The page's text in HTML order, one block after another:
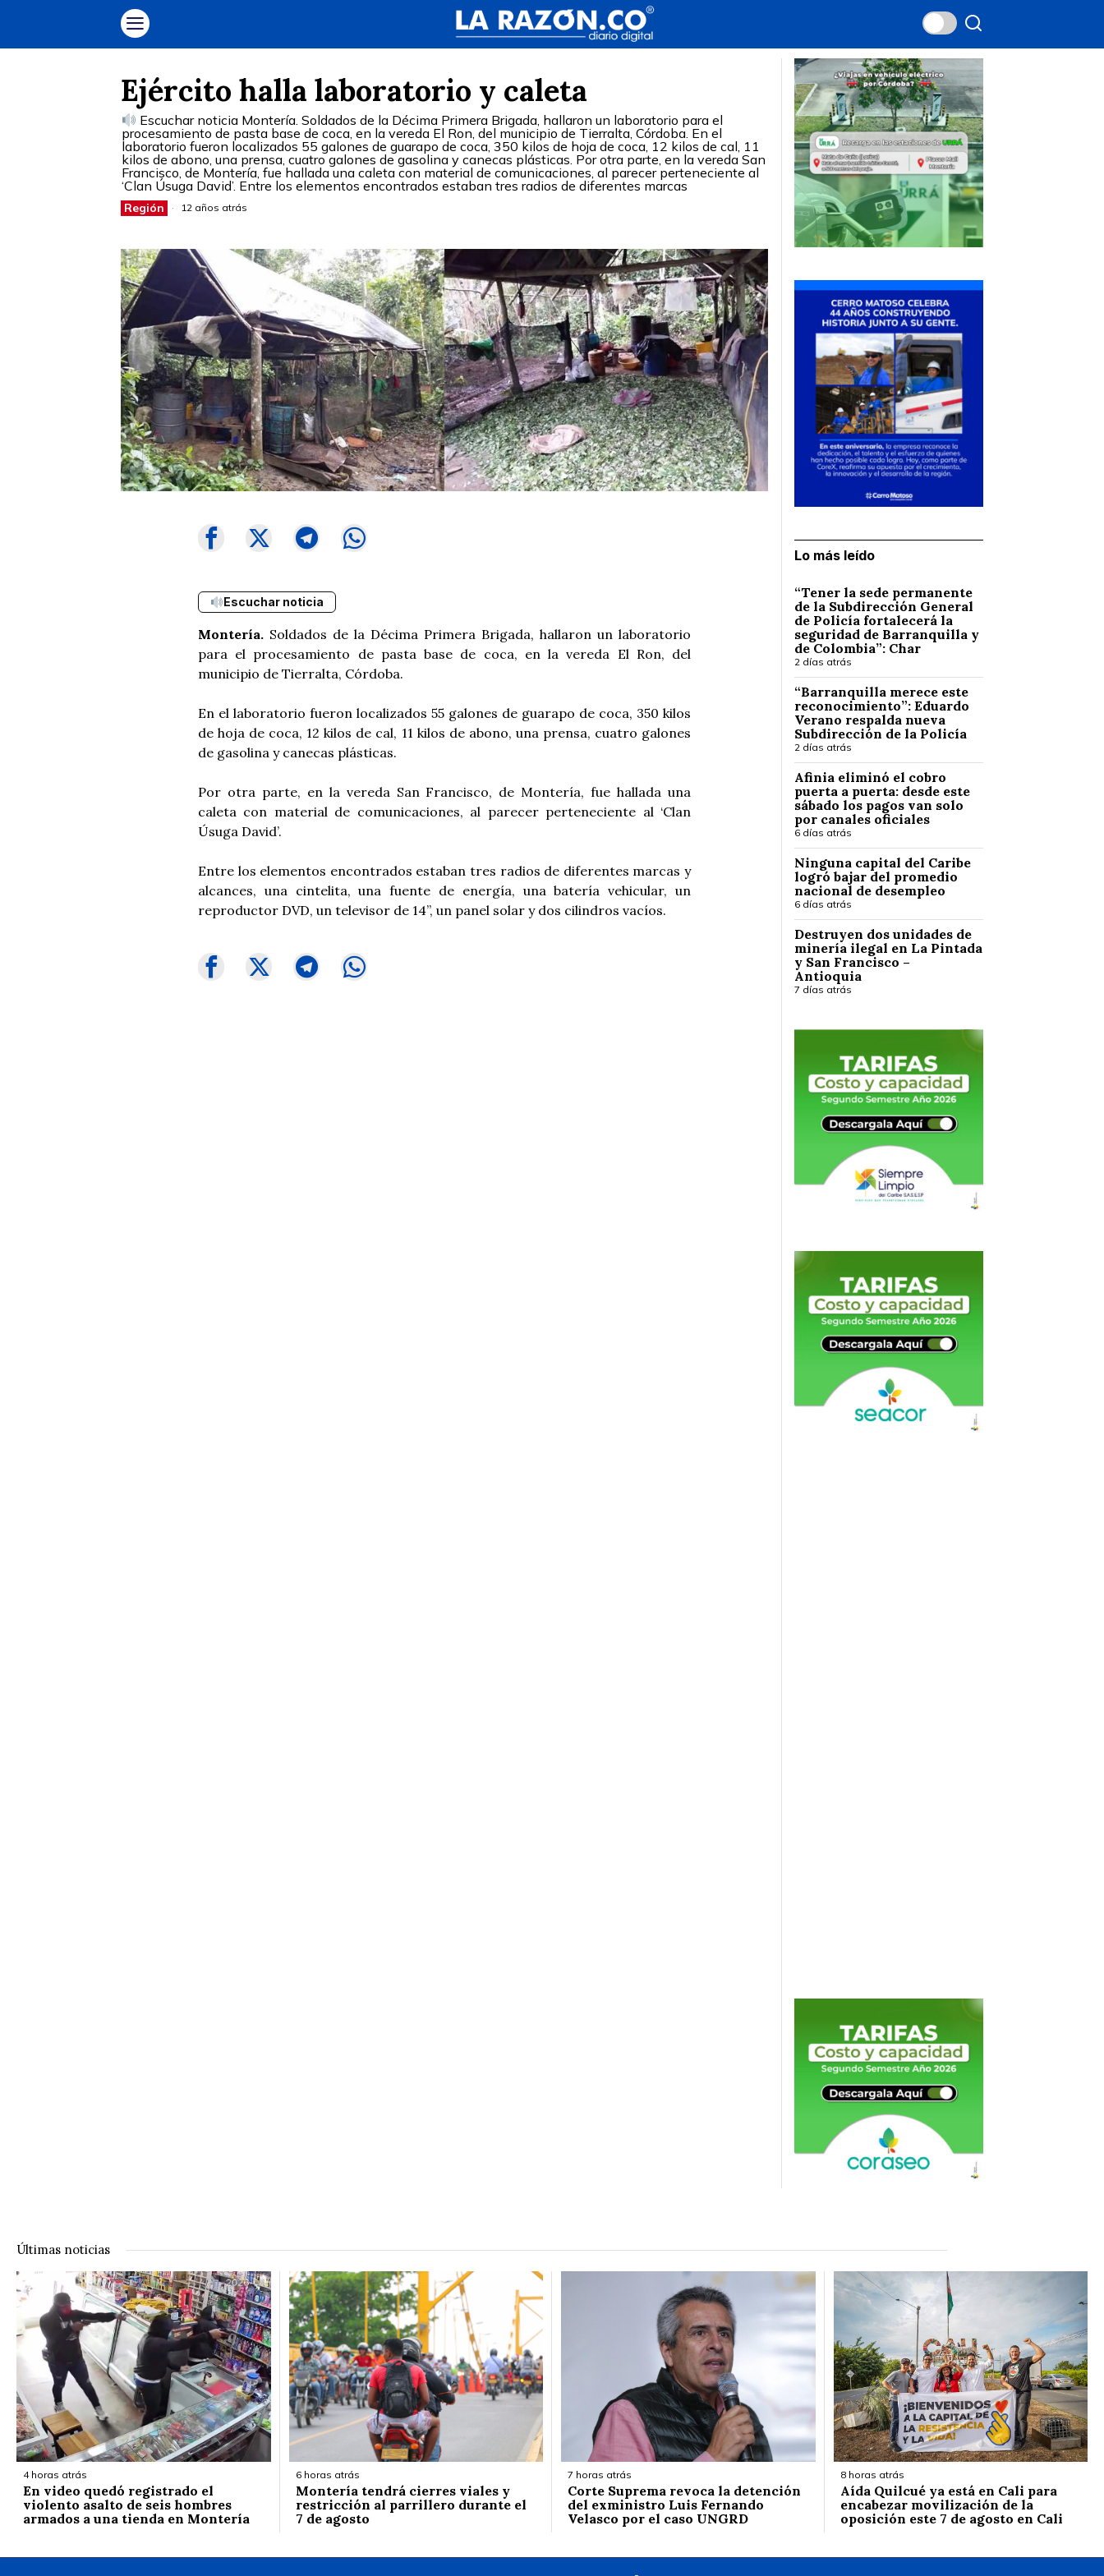
Ejército halla laboratorio y caleta
Escuchar noticia Montería. Soldados de la Décima Primera Brigada, hallaron un laboratorio para el
procesamiento de pasta base de coca, en la vereda El Ron, del municipio de Tierralta, Córdoba. En el
laboratorio fueron localizados 55 galones de guarapo de coca, 350 kilos de hoja de coca, 12 kilos de cal, 11
kilos de abono, una prensa, cuatro galones de gasolina y canecas plásticas. Por otra parte, en la vereda San
Francisco, de Montería, fue hallada una caleta con material de comunicaciones, al parecer perteneciente al
‘Clan Úsuga David’. Entre los elementos encontrados estaban tres radios de diferentes marcas
Región 12 años atrás
Escuchar noticia
Montería. Soldados de la Décima Primera Brigada, hallaron un laboratorio
para el procesamiento de pasta base de coca, en la vereda El Ron, del
municipio de Tierralta, Córdoba.
En el laboratorio fueron localizados 55 galones de guarapo de coca, 350 kilos
de hoja de coca, 12 kilos de cal, 11 kilos de abono, una prensa, cuatro galones
de gasolina y canecas plásticas.
Por otra parte, en la vereda San Francisco, de Montería, fue hallada una
caleta con material de comunicaciones, al parecer perteneciente al ‘Clan
Úsuga David’.
Entre los elementos encontrados estaban tres radios de diferentes marcas y
alcances, una cintelita, una fuente de energía, una batería vehicular, un
reproductor DVD, un televisor de 14”, un panel solar y dos cilindros vacíos.
Lo más leído
“Tener la sede permanente
de la Subdirección General
de Policía fortalecerá la
seguridad de Barranquilla y
de Colombia”: Char
2 días atrás
“Barranquilla merece este
reconocimiento”: Eduardo
Verano respalda nueva
Subdirección de la Policía
2 días atrás
Afinia eliminó el cobro
puerta a puerta: desde este
sábado los pagos van solo
por canales oficiales
6 días atrás
Ninguna capital del Caribe
logró bajar del promedio
nacional de desempleo
6 días atrás
Destruyen dos unidades de
minería ilegal en La Pintada
y San Francisco –
Antioquia
7 días atrás
Últimas noticias
4 horas atrás
En video quedó registrado el
violento asalto de seis hombres
armados a una tienda en Montería
6 horas atrás
Montería tendrá cierres viales y
restricción al parrillero durante el
7 de agosto
7 horas atrás
Corte Suprema revoca la detención
del exministro Luis Fernando
Velasco por el caso UNGRD
8 horas atrás
Aída Quilcué ya está en Cali para
encabezar movilización de la
oposición este 7 de agosto en Cali